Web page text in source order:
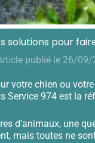
solutions pour
publié le 26/09/
votre chien ou
Service 974 est la
d’animaux, une
mais toutes ne